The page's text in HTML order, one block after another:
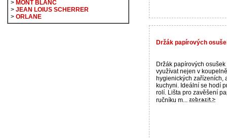
Držák papírových
Držák papírových
využívat nejen v
hygienických zařízeních,
kuchyni. Ideální se hodí
rolí. Lišta pro zavěšení
ručníku m...
> MONT BLANC
> JEAN LOIUS SCHERRER
> ORLANE